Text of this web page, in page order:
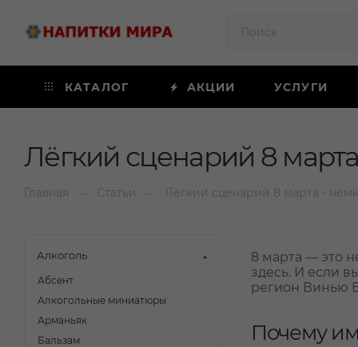
КАТАЛОГ АКЦИИ УСЛУГИ
Лёгкий сценарий 8
Главная Статьи Лёгкий сценарий 8 марта -
8 марта — это
здесь. И если
регион Винью
Почему
Алкоголь
Абсент
Алкогольные миниатюры
Арманьяк
Бальзам